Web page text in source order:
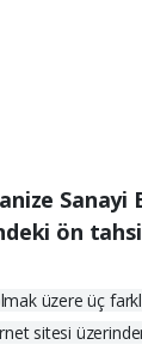
ön
üzere üç
sitesi